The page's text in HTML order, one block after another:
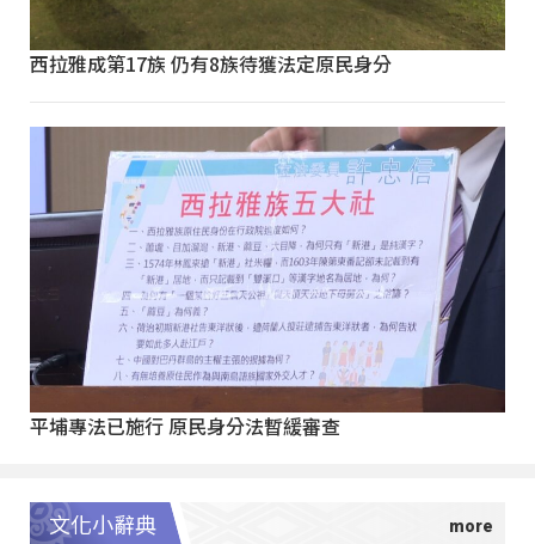
西拉雅成第17族 仍有8族待獲法定原民身分
平埔專法已施行 原民身分法暫緩審查
文化小辭典